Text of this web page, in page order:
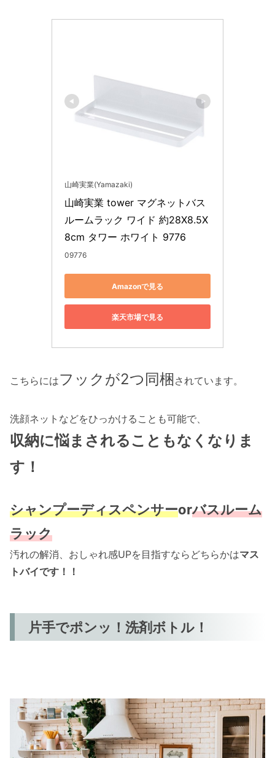
山崎実業(Yamazaki)
山崎実業 tower マグネットバス
ルームラック ワイド 約28X8.5X
8cm タワー ホワイト 9776
09776
Amazonで見る
楽天市場で見る
こちらにはフックが2つ同梱 されています。
洗顔ネットなどをひっかけることも可能で、
収納に悩まされることもなくなりま
す！
シャンプーディスペンサーorバスルーム
ラック
汚れの解消、おしゃれ感UPを目指すならどちらかはマス
トバイです！！
片手でポンッ！洗剤ボトル！